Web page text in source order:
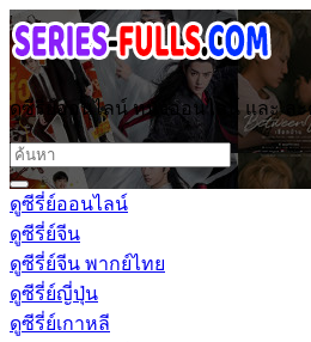
ดูซีรี่ย์ออนไลน์ หนังออนไลน์ และ ล
ดูซีรี่ย์ออนไลน์
ดูซีรี่ย์จีน
ดูซีรี่ย์จีน พากย์ไทย
ดูซีรี่ย์ญี่ปุ่น
ดูซีรี่ย์เกาหลี